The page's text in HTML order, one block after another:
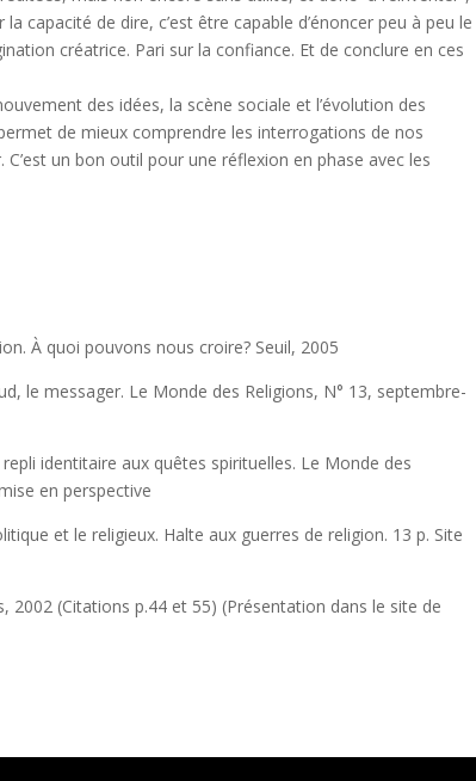
capacité de dire, c’est être capable d’énoncer peu à peu le
créatrice. Pari sur la confiance. Et de conclure en ces
des idées, la scène sociale et l’évolution des
de mieux comprendre les interrogations de nos
un bon outil pour une réflexion en phase avec les
À quoi pouvons nous croire? Seuil, 2005
le messager. Le Monde des Religions, N° 13, septembre-
identitaire aux quêtes spirituelles. Le Monde des
en perspective
et le religieux. Halte aux guerres de religion. 13 p. Site
2002 (Citations p.44 et 55) (Présentation dans le site de